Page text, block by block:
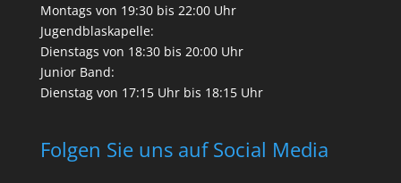
Montags von 19:30 bis 22:00 Uhr
Jugendblaskapelle:
Dienstags von 18:30 bis 20:00 Uhr
Junior Band:
Dienstag von 17:15 Uhr bis 18:15 Uhr
Folgen Sie uns auf Social Media